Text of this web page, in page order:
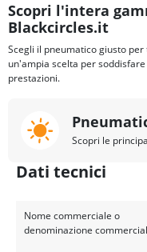
Scopri l'intera
Blackcircles.it
Scegli il pneumatico giusto per
un'ampia scelta per
prestazioni.
Scopri le
Dati tecnici
Nome commerciale o
denominazione